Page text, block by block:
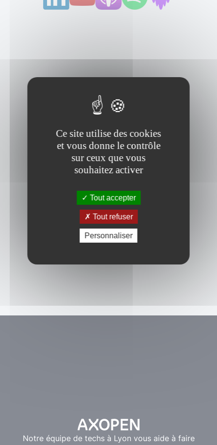
Notre équipe de techs à Lyon vous aide à faire
Ce site utilise des cookies
et vous donne le contrôle
sur ceux que vous
souhaitez activer
Tout accepter
Tout refuser
Personnaliser